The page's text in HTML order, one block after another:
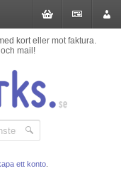
kort eller mot faktura.
mail!
ett konto